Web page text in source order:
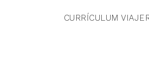
CURRÍCULUM